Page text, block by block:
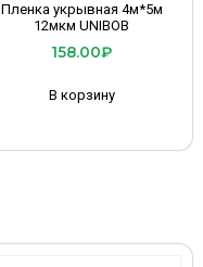
Пленка укрывная 4м*5м
12мкм UNIBOB
158.00₽
В корзину